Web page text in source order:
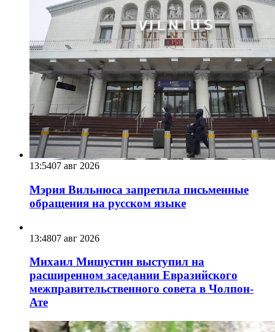
13:5407 авг 2026
Мэрия Вильнюса запретила письменные
обращения на русском языке
13:4807 авг 2026
Михаил Мишустин выступил на
расширенном заседании Евразийского
межправительственного совета в Чолпон-
Ате